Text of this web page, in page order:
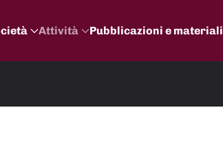
Attività Pubblicazioni e materiali